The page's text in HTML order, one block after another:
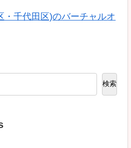
・千代田区)のバーチャルオ
検索